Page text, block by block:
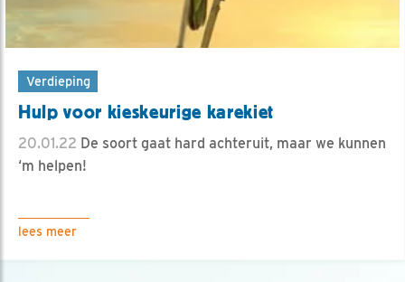
Verdieping
Hulp voor kieskeurige karekiet
20.01.22 De soort gaat hard achteruit, maar we kunnen
‘m helpen!
lees meer